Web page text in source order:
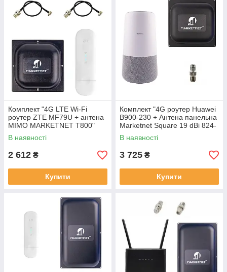
Комплект "4G LTE Wi-Fi
роутер ZTE MF79U + антена
MIMO MARKETNET T800"
В наявності
2 612 ₴
Купити
Комплект "4G роутер Huawei
B900-230 + Антена панельна
Marketnet Square 19 dBi 824-
960 МГц/1700-2700 МГц"
В наявності
3 725 ₴
Купити